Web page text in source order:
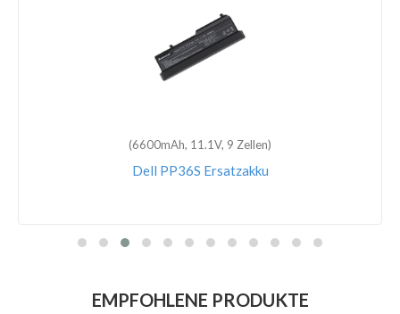
(6600mAh, 11.1V, 9 Zellen)
Dell PP36S Ersatzakku
EMPFOHLENE PRODUKTE